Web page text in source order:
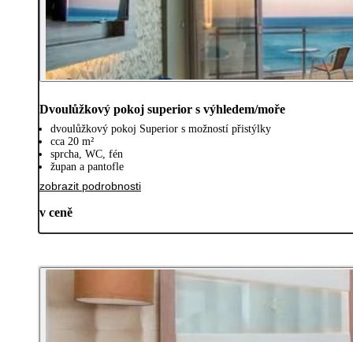
Dvoulůžkový pokoj superior s výhledem/moře
dvoulůžkový pokoj Superior s možností přistýlky
cca 20 m²
sprcha, WC, fén
župan a pantofle
zobrazit podrobnosti
v ceně